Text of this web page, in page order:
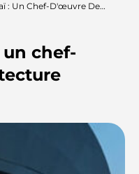
: Un Chef-D'œuvre De
un chef-